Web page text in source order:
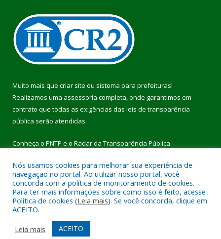
Muito mais que criar site ou sistema para prefeituras!
Realizamos uma assessoria completa, onde garantimos em
contrato que todas as exigências das leis de transparência
pública serão atendidas.
Conheça o PNTP e o Radar da Transparência Pública
Todos os direitos reservados a Prefeitura Municipal de Pau
D’Arco.
Mapa do Site
Acessar Área Administrativa
Acessar Webmail
Nós usamos cookies para melhorar sua experiência de
navegação no portal. Ao utilizar nosso portal, você
concorda com a política de monitoramento de cookies.
Para ter mais informações sobre como isso é feito, acesse
Política de cookies (Leia mais). Se você concorda, clique em
ACEITO.
Leia mais
ACEITO